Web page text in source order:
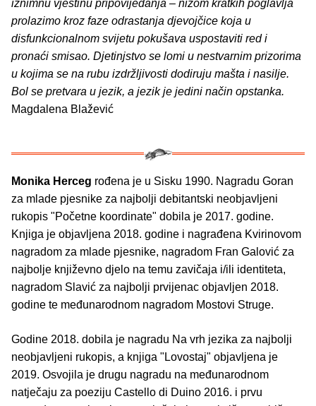
iznimnu vještinu pripovijedanja – nizom kratkih poglavlja
prolazimo kroz faze odrastanja djevojčice koja u
disfunkcionalnom svijetu pokušava uspostaviti red i
pronaći smisao. Djetinjstvo se lomi u nestvarnim prizorima
u kojima se na rubu izdržljivosti dodiruju mašta i nasilje.
Bol se pretvara u jezik, a jezik je jedini način opstanka.
Magdalena Blažević
Monika Herceg rođena je u Sisku 1990. Nagradu Goran
za mlade pjesnike za najbolji debitantski neobjavljeni
rukopis "Početne koordinate" dobila je 2017. godine.
Knjiga je objavljena 2018. godine i nagrađena Kvirinovom
nagradom za mlade pjesnike, nagradom Fran Galović za
najbolje književno djelo na temu zavičaja i/ili identiteta,
nagradom Slavić za najbolji prvijenac objavljen 2018.
godine te međunarodnom nagradom Mostovi Struge.
Godine 2018. dobila je nagradu Na vrh jezika za najbolji
neobjavljeni rukopis, a knjiga "Lovostaj" objavljena je
2019. Osvojila je drugu nagradu na međunarodnom
natječaju za poeziju Castello di Duino 2016. i prvu